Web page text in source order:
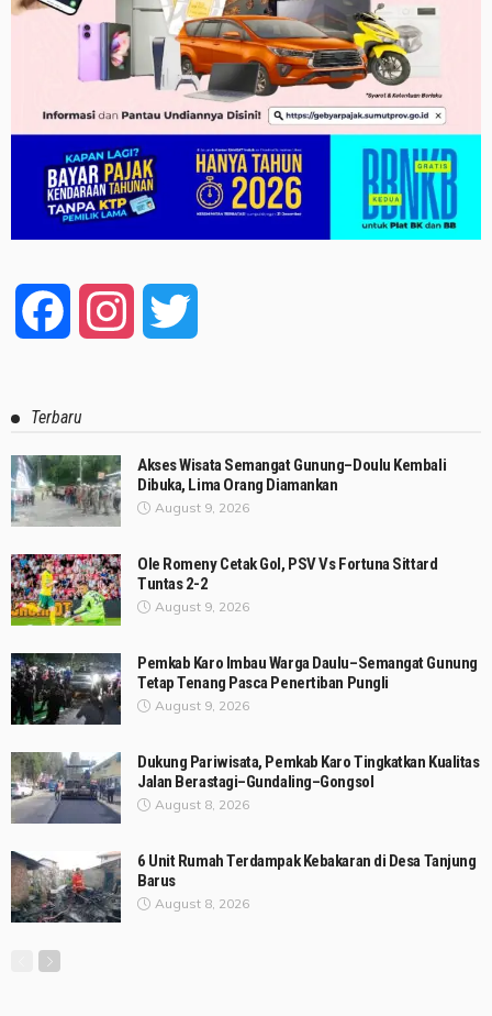
Facebook Instagram
Terbaru
Akses Wisata Semangat Gunung–Doulu Kembali
Dibuka, Lima Orang Diamankan
August 9, 2026
Ole Romeny Cetak Gol, PSV Vs Fortuna Sittard
Tuntas 2-2
August 9, 2026
Pemkab Karo Imbau Warga Daulu–Semangat Gunung
Tetap Tenang Pasca Penertiban Pungli
August 9, 2026
Dukung Pariwisata, Pemkab Karo Tingkatkan Kualitas
Jalan Berastagi–Gundaling–Gongsol
August 8, 2026
6 Unit Rumah Terdampak Kebakaran di Desa Tanjung
Barus
August 8, 2026